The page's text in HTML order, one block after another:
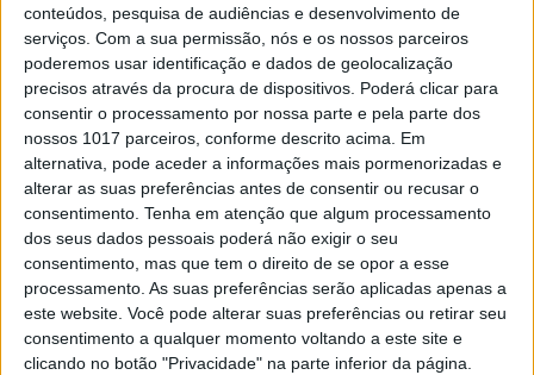
conteúdos, pesquisa de audiências e desenvolvimento de
serviços. Com a sua permissão, nós e os nossos parceiros
poderemos usar identificação e dados de geolocalização
precisos através da procura de dispositivos. Poderá clicar para
consentir o processamento por nossa parte e pela parte dos
nossos 1017 parceiros, conforme descrito acima. Em
alternativa, pode aceder a informações mais pormenorizadas e
alterar as suas preferências antes de consentir ou recusar o
consentimento. Tenha em atenção que algum processamento
dos seus dados pessoais poderá não exigir o seu
consentimento, mas que tem o direito de se opor a esse
processamento. As suas preferências serão aplicadas apenas a
este website. Você pode alterar suas preferências ou retirar seu
consentimento a qualquer momento voltando a este site e
clicando no botão "Privacidade" na parte inferior da página.
VÍDEO: Robert De Niro grita "Que se
f... Trump" e recebe ovação de pé
nos Tony Awards
Foi a primeira coisa que disse ao microfone mal
subiu ao palco onde este domingo foram
entregues os prémios Tony. E a gargalhada geral
do início depressa se transformou numa ovação
de pé